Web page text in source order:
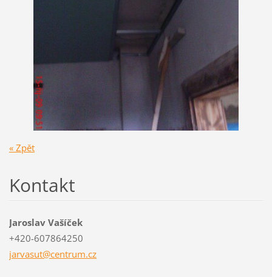
« Zpět
Kontakt
Jaroslav Vašíček
+420-607864250
jarvasut@centrum.cz